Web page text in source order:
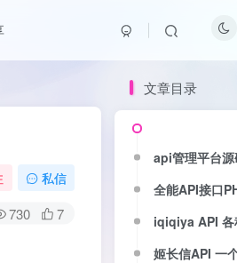
私信
730 7
文章目录
api管理平台
全能API接口
iqiqiya API 各